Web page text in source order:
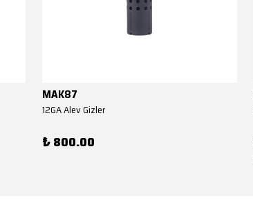
MAK87
12GA Alev Gizler
₺ 800.00